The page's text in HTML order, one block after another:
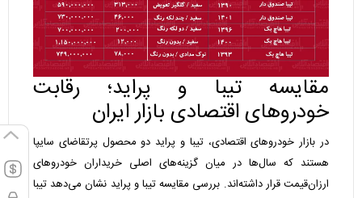
مقایسه تیبا و پراید؛ رقابت
خودروهای اقتصادی بازار ایران
در بازار خودروهای اقتصادی، تیبا و پراید دو محصول پرتقاضای سایپا
هستند که سال‌ها در میان گزینه‌های اصلی خریداران خودروهای
ارزان‌قیمت قرار داشته‌اند. بررسی مقایسه تیبا و پراید نشان می‌دهد تیبا